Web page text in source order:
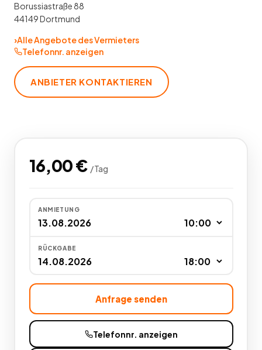
Borussiastraße 88
44149 Dortmund
›Alle Angebote des Vermieters
Telefonnr. anzeigen
ANBIETER KONTAKTIEREN
16,00€ /Tag
ANMIETUNG
RÜCKGABE
Anfrage senden
Telefonnr. anzeigen